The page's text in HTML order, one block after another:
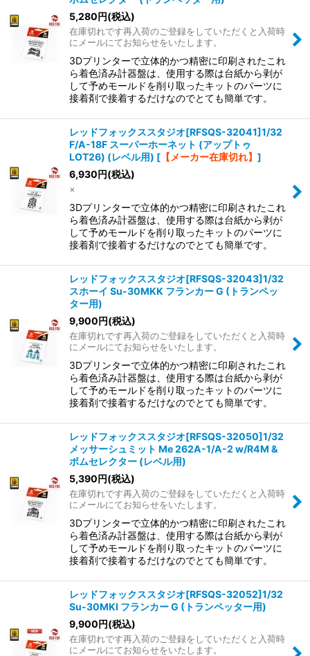
5,280円(税込)
在庫切れです再入荷のご登録をしていただくと入荷時
にメールにてお知らせをいたします。
3Dプリンターで立体的かつ精密に印刷されたこれ
ら着色済み計器盤は、使用する際は台紙から剥が
して予めモールドを削り取ったキットのパーツに
接着剤で接着するだけなのでとても簡単です。
レッドフォックススタジオ[RFSQS-32041]1/32
F/A-18F スーパーホーネット (アップトゥ
LOT26) (レベル用) [ 【メーカー在庫切れ】 ]
6,930円(税込)
×
3Dプリンターで立体的かつ精密に印刷されたこれ
ら着色済み計器盤は、使用する際は台紙から剥が
して予めモールドを削り取ったキットのパーツに
接着剤で接着するだけなのでとても簡単です。
レッドフォックススタジオ[RFSQS-32043]1/32
スホーイ Su-30MKK フランカー G (トランペッ
ター用)
9,900円(税込)
在庫切れです再入荷のご登録をしていただくと入荷時
にメールにてお知らせをいたします。
3Dプリンターで立体的かつ精密に印刷されたこれ
ら着色済み計器盤は、使用する際は台紙から剥が
して予めモールドを削り取ったキットのパーツに
接着剤で接着するだけなのでとても簡単です。
レッドフォックススタジオ[RFSQS-32050]1/32
メッサーシュミット Me 262A-1/A-2 w/R4M &
ボムセレクター (レベル用)
5,390円(税込)
在庫切れです再入荷のご登録をしていただくと入荷時
にメールにてお知らせをいたします。
3Dプリンターで立体的かつ精密に印刷されたこれ
ら着色済み計器盤は、使用する際は台紙から剥が
して予めモールドを削り取ったキットのパーツに
接着剤で接着するだけなのでとても簡単です。
レッドフォックススタジオ[RFSQS-32052]1/32
Su-30MKI フランカー G (トランペッター用)
9,900円(税込)
在庫切れです再入荷のご登録をしていただくと入荷時
にメールにてお知らせをいたします。